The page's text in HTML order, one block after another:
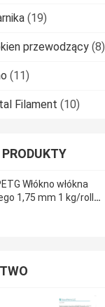
(19)
przewodzący (8)
(11)
Filament (10)
Włókno włókna
1,75 mm 1 kg/roll